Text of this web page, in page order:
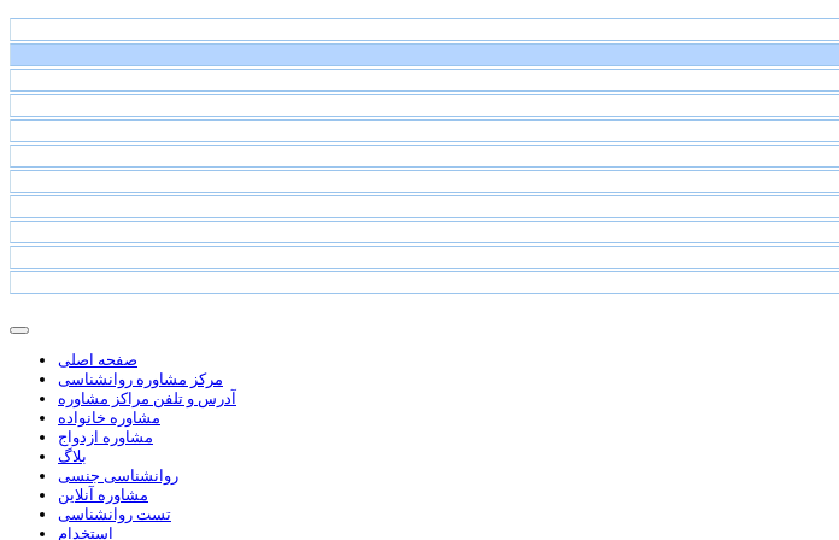
صفحه اصلی
مرکز مشاوره روانشناسی
آدرس و تلفن مراکز مشاوره
مشاوره خانواده
مشاوره ازدواج
بلاگ
روانشناسی جنسی
مشاوره آنلاین
تست روانشناسی
استخدام